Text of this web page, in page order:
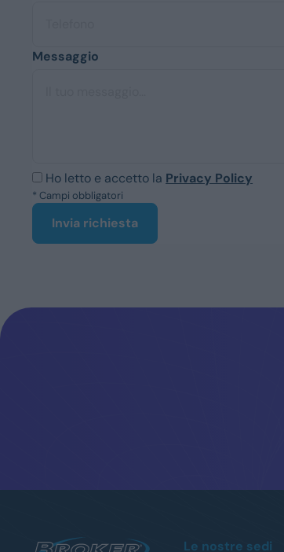
Messaggio
Ho letto e accetto la Privacy Policy
* Campi obbligatori
Le nostre sedi